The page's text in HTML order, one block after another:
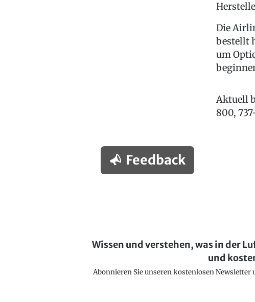
Die
bestellt
um
Aktuell
800,
Feedback
Wissen und verstehen, was in der
und
Abonnieren Sie unseren kostenlosen